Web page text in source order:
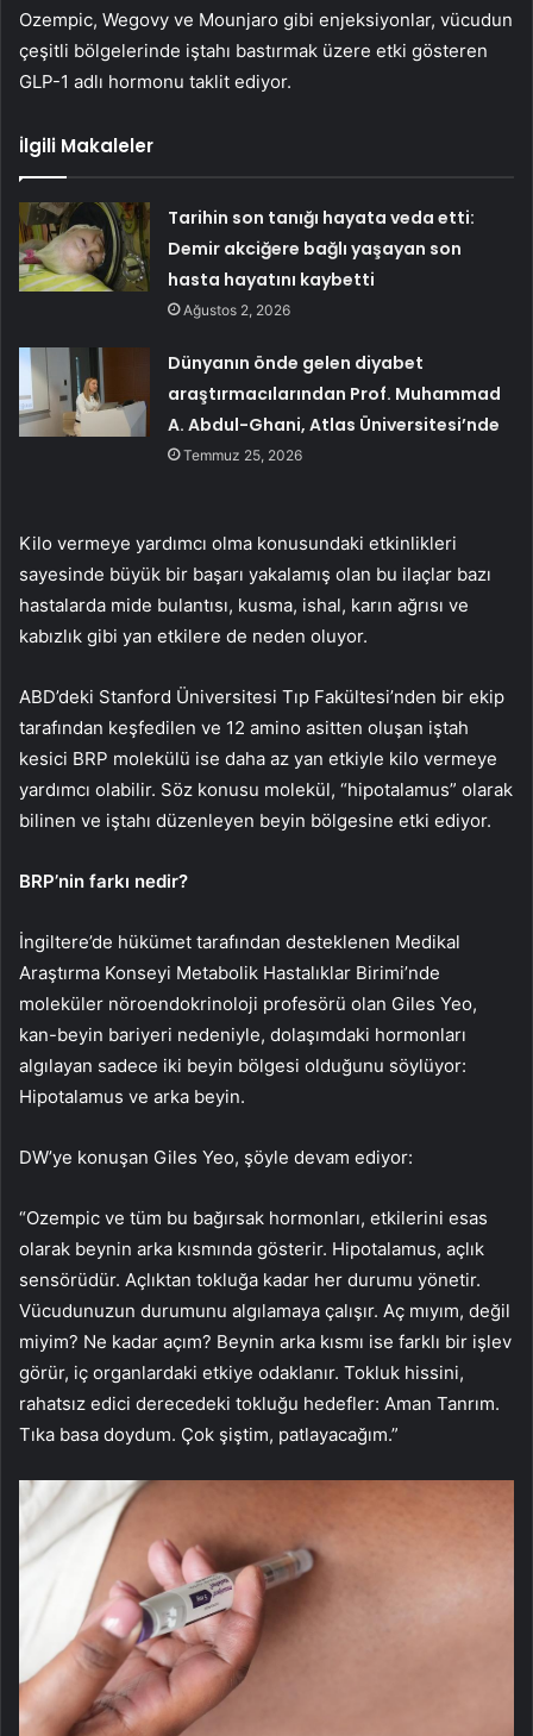
Ozempic, Wegovy ve Mounjaro gibi enjeksiyonlar, vücudun
çeşitli bölgelerinde iştahı bastırmak üzere etki gösteren
GLP-1 adlı hormonu taklit ediyor.
İlgili Makaleler
Tarihin son tanığı hayata veda etti:
Demir akciğere bağlı yaşayan son
hasta hayatını kaybetti
Ağustos 2, 2026
Dünyanın önde gelen diyabet
araştırmacılarından Prof. Muhammad
A. Abdul-Ghani, Atlas Üniversitesi’nde
Temmuz 25, 2026
Kilo vermeye yardımcı olma konusundaki etkinlikleri
sayesinde büyük bir başarı yakalamış olan bu ilaçlar bazı
hastalarda mide bulantısı, kusma, ishal, karın ağrısı ve
kabızlık gibi yan etkilere de neden oluyor.
ABD’deki Stanford Üniversitesi Tıp Fakültesi’nden bir ekip
tarafından keşfedilen ve 12 amino asitten oluşan iştah
kesici BRP molekülü ise daha az yan etkiyle kilo vermeye
yardımcı olabilir. Söz konusu molekül, “hipotalamus” olarak
bilinen ve iştahı düzenleyen beyin bölgesine etki ediyor.
BRP’nin farkı nedir?
İngiltere’de hükümet tarafından desteklenen Medikal
Araştırma Konseyi Metabolik Hastalıklar Birimi’nde
moleküler nöroendokrinoloji profesörü olan Giles Yeo,
kan-beyin bariyeri nedeniyle, dolaşımdaki hormonları
algılayan sadece iki beyin bölgesi olduğunu söylüyor:
Hipotalamus ve arka beyin.
DW’ye konuşan Giles Yeo, şöyle devam ediyor:
“Ozempic ve tüm bu bağırsak hormonları, etkilerini esas
olarak beynin arka kısmında gösterir. Hipotalamus, açlık
sensörüdür. Açlıktan tokluğa kadar her durumu yönetir.
Vücudunuzun durumunu algılamaya çalışır. Aç mıyım, değil
miyim? Ne kadar açım? Beynin arka kısmı ise farklı bir işlev
görür, iç organlardaki etkiye odaklanır. Tokluk hissini,
rahatsız edici derecedeki tokluğu hedefler: Aman Tanrım.
Tıka basa doydum. Çok şiştim, patlayacağım.”